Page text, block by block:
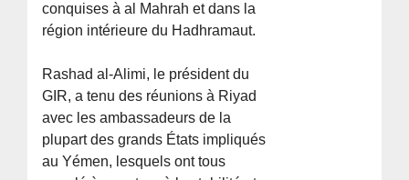
conquises à al Mahrah et dans la
région intérieure du Hadhramaut.
Rashad al-Alimi, le président du
GIR, a tenu des réunions à Riyad
avec les ambassadeurs de la
plupart des grands États impliqués
au Yémen, lesquels ont tous